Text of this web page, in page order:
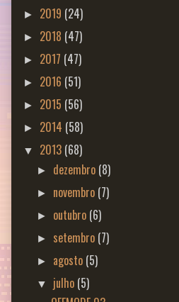
► 2019 (24)
► 2018 (47)
► 2017 (47)
► 2016 (51)
► 2015 (56)
► 2014 (58)
▼ 2013 (68)
► dezembro (8)
► novembro (7)
► outubro (6)
► setembro (7)
► agosto (5)
▼ julho (5)